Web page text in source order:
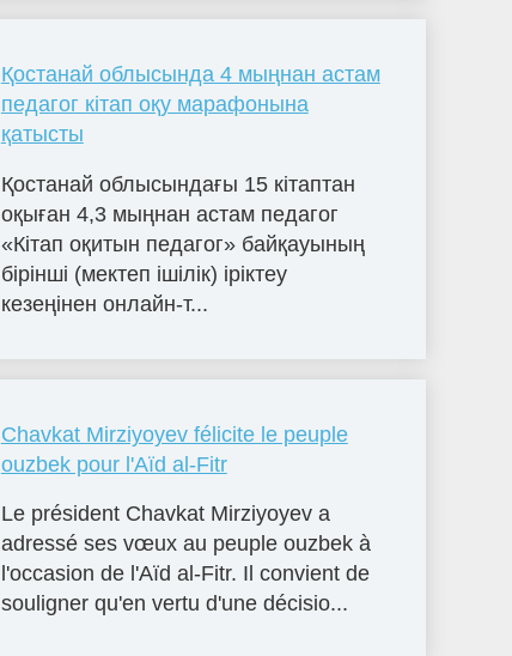
Қостанай облысында 4 мыңнан астам
педагог кітап оқу марафонына
қатысты
Қостанай облысындағы 15 кітаптан
оқыған 4,3 мыңнан астам педагог
«Кітап оқитын педагог» байқауының
бірінші (мектеп ішілік) іріктеу
кезеңінен онлайн-т...
Chavkat Mirziyoyev félicite le peuple
ouzbek pour l'Aïd al-Fitr
Le président Chavkat Mirziyoyev a
adressé ses vœux au peuple ouzbek à
l'occasion de l'Aïd al-Fitr. Il convient de
souligner qu'en vertu d'une décisio...